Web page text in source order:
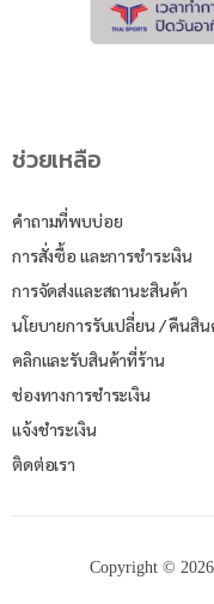
ช่วยเหลือ
คำถามที่พบบ่อย
การสั่งซื้อ และการชำระเงิน
การจัดส่งและสถานะสินค้า
นโยบายการรับเปลี่ยน / คืนสินค้
คลิกและรับสินค้าที่ร้าน
ช่องทางการชำระเงิน
แจ้งชำระเงิน
ติดต่อเรา
Copyright ©